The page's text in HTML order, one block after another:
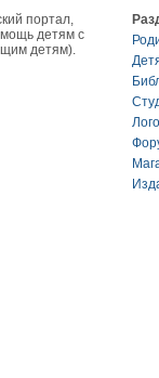
портал,
детям с
детям).